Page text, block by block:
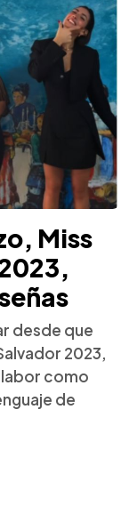
Miss
desde que
2023,
como
de